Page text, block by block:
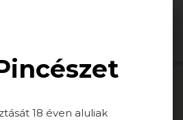
18 éven aluliak